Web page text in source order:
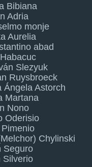
Bibiana
Adria
monje
Aurelia
abad
Slezyuk
Ruysbroeck
Ángela Astorch
Martana
Nono
Oderisio
Chylinski
Seguro
Silverio